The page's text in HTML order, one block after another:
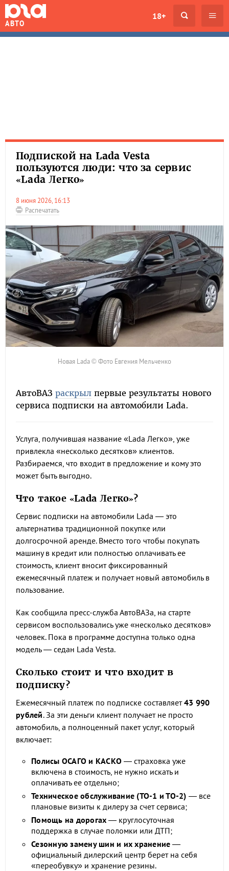
АВТО
18+
Подпиской на Lada Vesta
пользуются люди: что за сервис
«Lada Легко»
8 июня 2026, 16:13
Распечатать
Новая Lada © Фото Евгения Мельченко
АвтоВАЗ раскрыл первые результаты нового
сервиса подписки на автомобили Lada.
Услуга, получившая название «Lada Легко», уже
привлекла «несколько десятков» клиентов.
Разбираемся, что входит в предложение и кому это
может быть выгодно.
Что такое «Lada Легко»?
Сервис подписки на автомобили Lada — это
альтернатива традиционной покупке или
долгосрочной аренде. Вместо того чтобы покупать
машину в кредит или полностью оплачивать ее
стоимость, клиент вносит фиксированный
ежемесячный платеж и получает новый автомобиль в
пользование.
Как сообщила пресс-служба АвтоВАЗа, на старте
сервисом воспользовались уже «несколько десятков»
человек. Пока в программе доступна только одна
модель — седан Lada Vesta.
Сколько стоит и что входит в
подписку?
Ежемесячный платеж по подписке составляет43 990
рублей. За эти деньги клиент получает не просто
автомобиль, а полноценный пакет услуг, который
включает:
Полисы ОСАГО и КАСКО — страховка уже
включена в стоимость, не нужно искать и
оплачивать ее отдельно;
Техническое обслуживание (ТО-1 и ТО-2) — все
плановые визиты к дилеру за счет сервиса;
Помощь на дорогах — круглосуточная
поддержка в случае поломки или ДТП;
Сезонную замену шин и их хранение —
официальный дилерский центр берет на себя
«переобувку» и хранение резины.